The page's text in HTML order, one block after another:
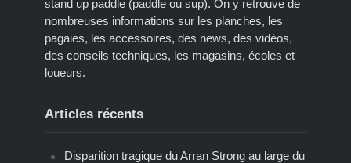
stand up paddle (paddle ou sup). On y retrouve de
nombreuses informations sur les planches, les
pagaies, les accessoires, des news, des vidéos,
des conseils techniques, les magasins, écoles et
loueurs.
Articles récents
Disparition tragique du Arran Strong au large du